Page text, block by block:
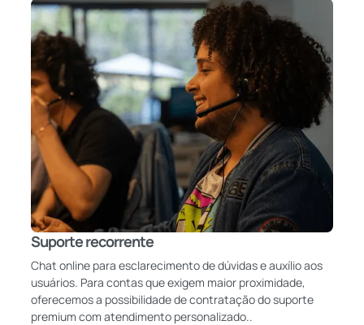
Suporte recorrente
Chat online para esclarecimento de dúvidas e auxílio aos
usuários. Para contas que exigem maior proximidade,
oferecemos a possibilidade de contratação do suporte
premium com atendimento personalizado..